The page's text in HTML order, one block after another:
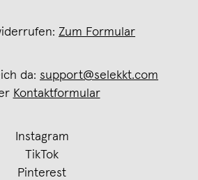
Zum Formular
da: support@selekkt.com
Kontaktformular
Instagram
TikTok
Pinterest